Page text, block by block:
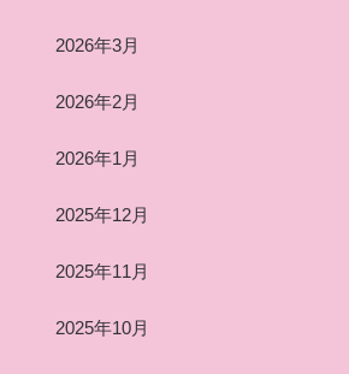
2026年3月
2026年2月
2026年1月
2025年12月
2025年11月
2025年10月